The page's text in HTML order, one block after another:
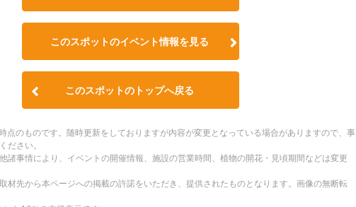
このスポットのイベント情報を見る
このスポットのトップへ戻る
点のものです。随時更新をしておりますが内容が変更となっている場合がありますので、事
ださい。
諸事情により、イベントの開催情報、施設の営業時間、植物の開花・見頃期間などは変更
材先から本ページへの掲載の許諾をいただき、提供されたものとなります。画像の無断転